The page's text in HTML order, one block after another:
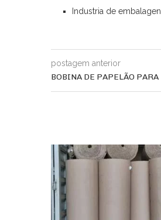
Industria de
postagem anterior
BOBINA DE PAPELÃO